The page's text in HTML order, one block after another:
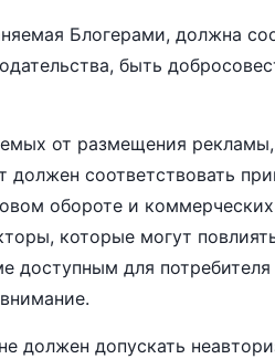
Блогерами, должна
быть
от размещения рекламы,
должен соответствовать
обороте и
которые могут
доступным для
должен допускать